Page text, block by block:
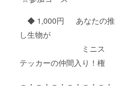
◆ 1,000円 あなたの推
し生物が
ミニス
テッカーの仲間入り！権
－・－・－・－・－・－・